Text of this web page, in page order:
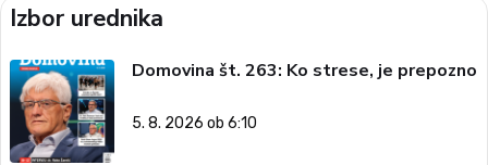
Izbor urednika
Domovina št. 263: Ko strese, je prepozno
5. 8. 2026 ob 6:10